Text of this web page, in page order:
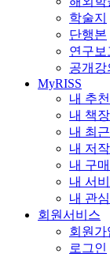
학술지
단행본
연구보
공개강
MyRISS
내 추
내 책장
내 최
내 저
내 구
내 서
내 관
회원서비스
회원가
로그인